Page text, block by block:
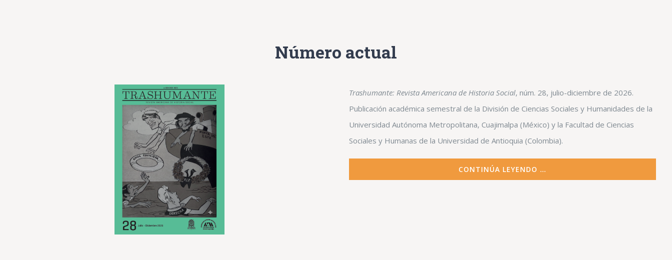
Número actual
Trashumante: Revista Americana de Historia Social, núm. 28, julio-diciembre de 2026.
Publicación académica semestral de la División de Ciencias Sociales y Humanidades de la
Universidad Autónoma Metropolitana, Cuajimalpa (México) y la Facultad de Ciencias
Sociales y Humanas de la Universidad de Antioquia (Colombia).
CONTINÚA LEYENDO …